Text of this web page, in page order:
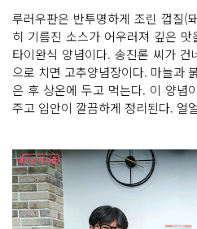
루러우판은 반투명하게 조린 껍질(
히 기름진 소스가 어우러져 깊은
타이완식 양념이다. 송진론 씨가
으로 치면 고추양념장이다. 마늘과
은 후 상온에 두고 먹는다. 이 양념
주고 입안이 깔끔하게 정리된다. 얼